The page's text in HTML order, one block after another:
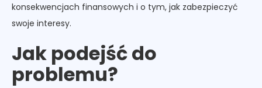
konsekwencjach finansowych i o tym, jak zabezpieczyć
swoje interesy.
Jak podejść do
problemu?